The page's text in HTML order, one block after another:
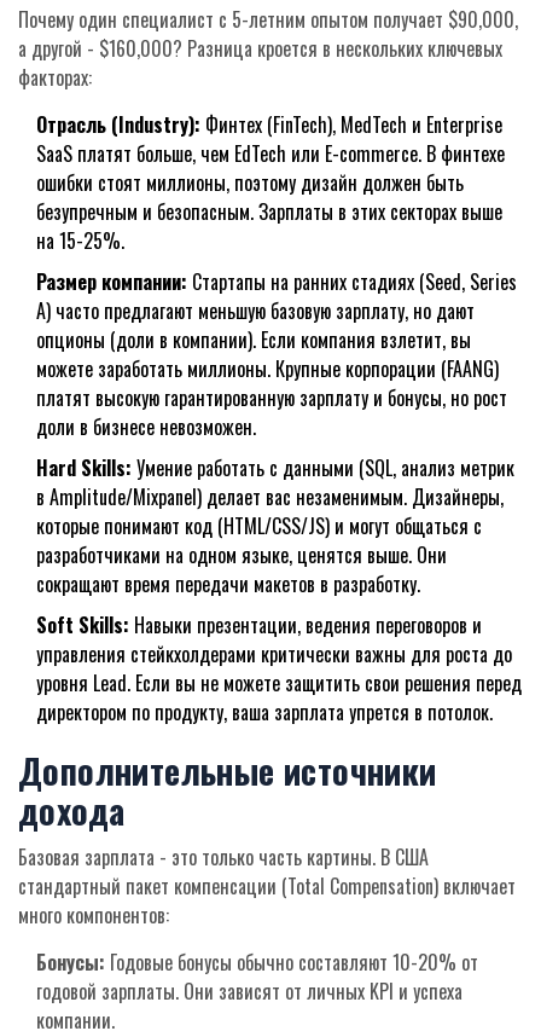
Почему один специалист с 5-летним опытом получает $90,000,
а другой - $160,000? Разница кроется в нескольких ключевых
факторах:
Отрасль (Industry): Финтех (FinTech), MedTech и Enterprise
SaaS платят больше, чем EdTech или E-commerce. В финтехе
ошибки стоят миллионы, поэтому дизайн должен быть
безупречным и безопасным. Зарплаты в этих секторах выше
на 15-25%.
Размер компании: Стартапы на ранних стадиях (Seed, Series
A) часто предлагают меньшую базовую зарплату, но дают
опционы (доли в компании). Если компания взлетит, вы
можете заработать миллионы. Крупные корпорации (FAANG)
платят высокую гарантированную зарплату и бонусы, но рост
доли в бизнесе невозможен.
Hard Skills: Умение работать с данными (SQL, анализ метрик
в Amplitude/Mixpanel) делает вас незаменимым. Дизайнеры,
которые понимают код (HTML/CSS/JS) и могут общаться с
разработчиками на одном языке, ценятся выше. Они
сокращают время передачи макетов в разработку.
Soft Skills: Навыки презентации, ведения переговоров и
управления стейкхолдерами критически важны для роста до
уровня Lead. Если вы не можете защитить свои решения перед
директором по продукту, ваша зарплата упрется в потолок.
Дополнительные источники
дохода
Базовая зарплата - это только часть картины. В США
стандартный пакет компенсации (Total Compensation) включает
много компонентов:
Бонусы: Годовые бонусы обычно составляют 10-20% от
годовой зарплаты. Они зависят от личных KPI и успеха
компании.